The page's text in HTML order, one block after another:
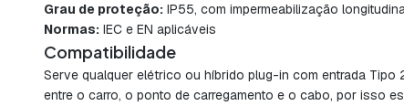
Grau de proteção: IP55, com impermeabilização
Normas: IEC e EN aplicáveis
Compatibilidade
Serve qualquer elétrico ou híbrido plug-in com entrada
entre o carro, o ponto de carregamento e o cabo, por isso